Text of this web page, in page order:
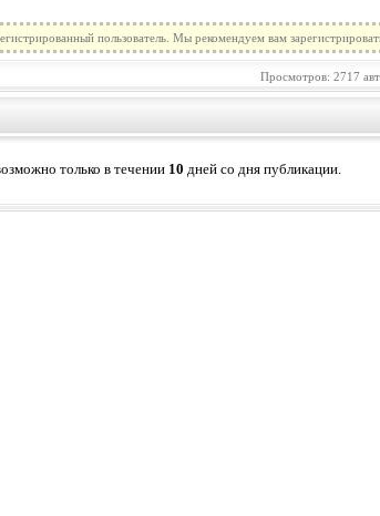
пользователь. Мы рекомендуем вам
Просмотров: 2717
только в течении 10 дней со дня публикации.